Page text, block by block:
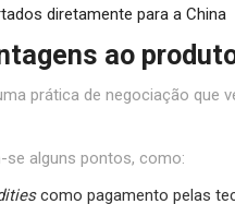
diretamente para a China
ao
prática de negociação que
se alguns pontos, como:
como pagamento pelas